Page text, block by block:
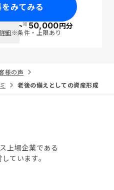
みてみる
ポイント※50,000円分
細※条件・上限あり
様の声
老後の備えとしての資産形成
上場企業である
ています。